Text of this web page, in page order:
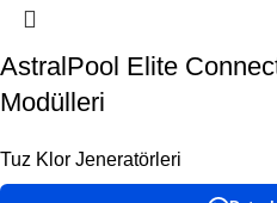
AstralPool Elite
Modülleri
Tuz Klor Jeneratörleri